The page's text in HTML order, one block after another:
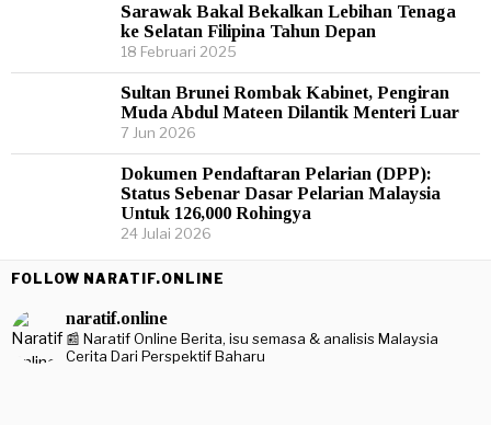
Sarawak Bakal Bekalkan Lebihan Tenaga
ke Selatan Filipina Tahun Depan
18 Februari 2025
Sultan Brunei Rombak Kabinet, Pengiran
Muda Abdul Mateen Dilantik Menteri Luar
7 Jun 2026
Dokumen Pendaftaran Pelarian (DPP):
Status Sebenar Dasar Pelarian Malaysia
Untuk 126,000 Rohingya
24 Julai 2026
FOLLOW NARATIF.ONLINE
naratif.online
📰 Naratif Online Berita, isu semasa & analisis Malaysia
Cerita Dari Perspektif Baharu